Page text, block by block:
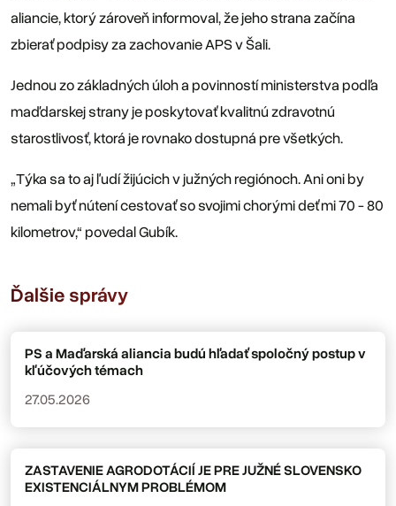
aliancie, ktorý zároveň informoval, že jeho strana začína
zbierať podpisy za zachovanie APS v Šali.
Jednou zo základných úloh a povinností ministerstva podľa
maďdarskej strany je poskytovať kvalitnú zdravotnú
starostlivosť, ktorá je rovnako dostupná pre všetkých.
„Týka sa to aj ľudí žijúcich v južných regiónoch. Ani oni by
nemali byť nútení cestovať so svojimi chorými deťmi 70 - 80
kilometrov,“ povedal Gubík.
Ďalšie správy
PS a Maďarská aliancia budú hľadať spoločný postup v
kľúčových témach
27.05.2026
ZASTAVENIE AGRODOTÁCIÍ JE PRE JUŽNÉ SLOVENSKO
EXISTENCIÁLNYM PROBLÉMOM